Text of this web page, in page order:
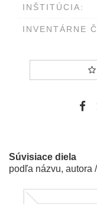
INŠTITÚCIA:
INVENTÁRNE
Súvisiace diela
podľa názvu, autora